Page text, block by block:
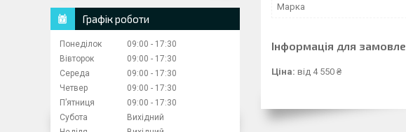
Марка
Інформація для
Ціна: від 4 550 ₴
Графік роботи
Понеділок 09:00
17:30
Вівторок
09:00
17:30
Середа
09:00
17:30
Четвер
09:00
17:30
Пʼятниця
09:00
17:30
Субота
Вихідний